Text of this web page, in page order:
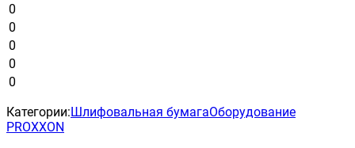
0
0
0
0
0
Категории:Шлифовальная бумагаОборудование
PROXXON